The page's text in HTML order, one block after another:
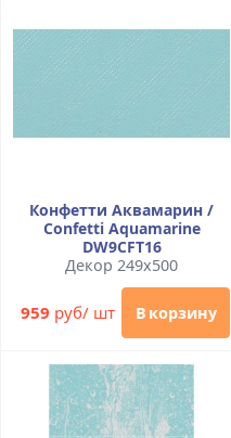
Конфетти Аквамарин /
Confetti Aquamarine
DW9CFT16
Декор 249x500
959 руб/ шт В корзину